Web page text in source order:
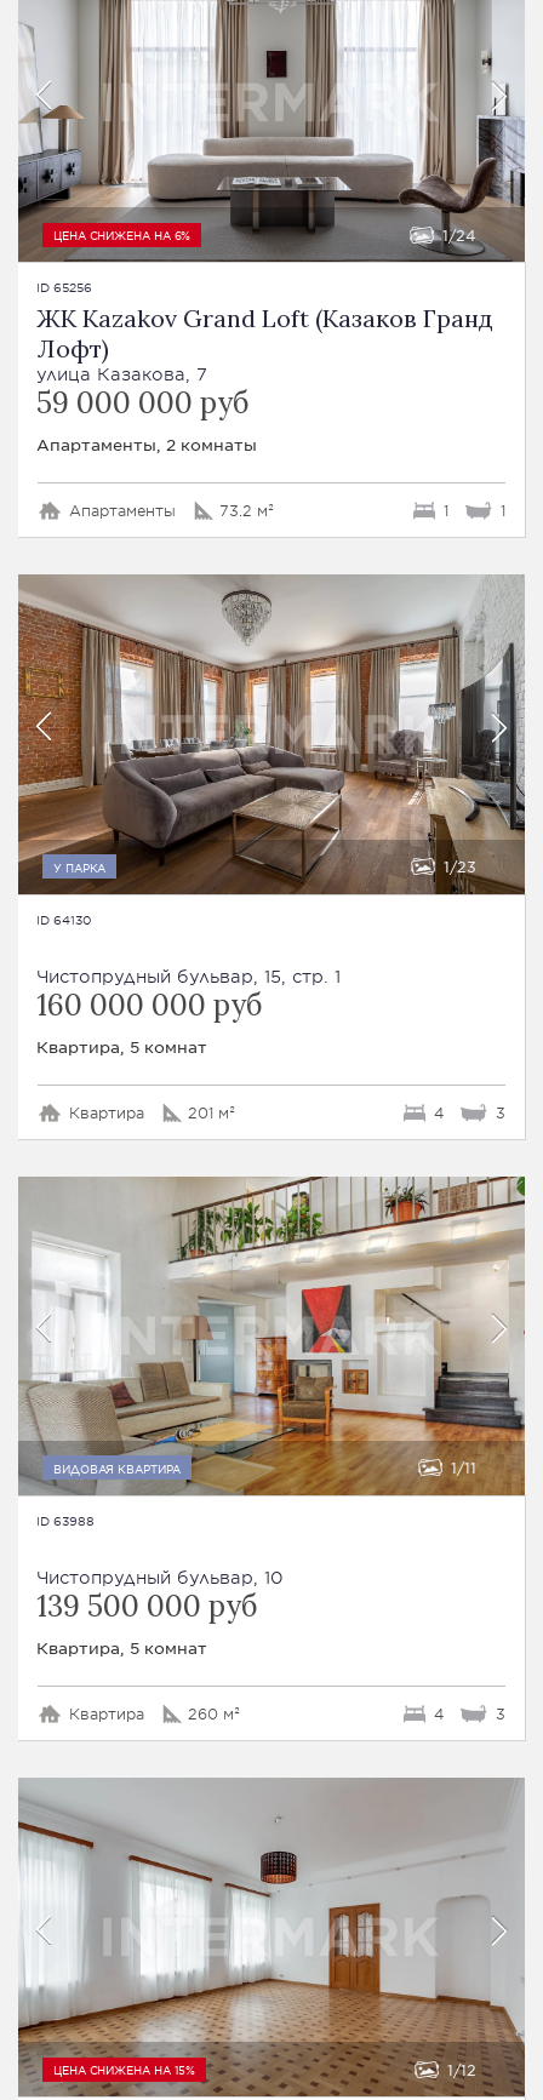
ЦЕНА СНИЖЕНА НА 6% 1 24
ID 65256
ЖК Kazakov Grand Loft (Казаков Гранд
Лофт)
улица Казакова, 7
59 000 000 руб
Апартаменты, 2 комнаты
Апартаменты 73.2 м² 1 1
У ПАРКА 1 23
ID 64130
Чистопрудный бульвар, 15, стр. 1
160 000 000 руб
Квартира, 5 комнат
Квартира 201 м² 4 3
ВИДОВАЯ КВАРТИРА 1 11
ID 63988
Чистопрудный бульвар, 10
139 500 000 руб
Квартира, 5 комнат
Квартира 260 м² 4 3
ЦЕНА СНИЖЕНА НА 15% 1 12